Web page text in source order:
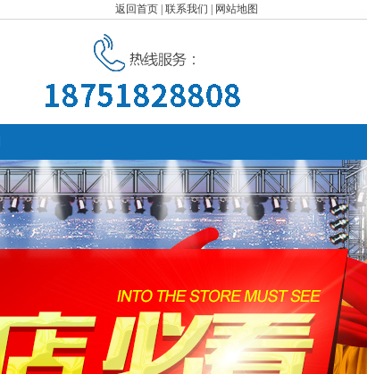
返回首页 联系我们 网站地图